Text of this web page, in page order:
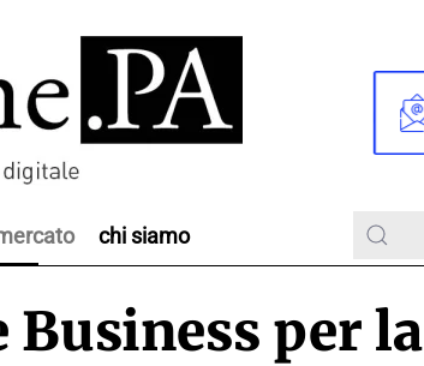
chi siamo
per la